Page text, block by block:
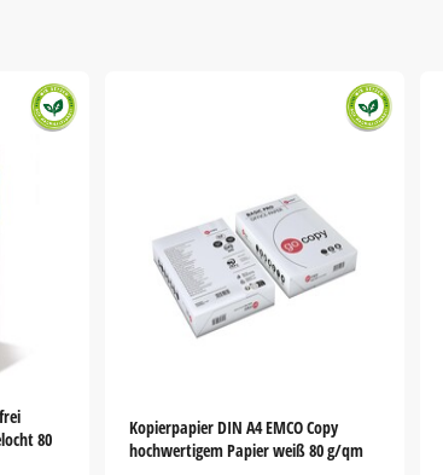
80
Kopierpapier DIN A4 EMCO Copy
hochwertigem Papier weiß 80 g/qm